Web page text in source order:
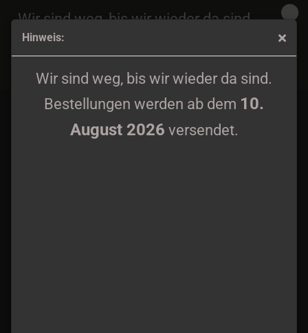
Hinweis:
Wir sind weg, bis wir wieder da sind.
Bestellungen werden ab dem 10.
August 2026 versendet.
Wir sind weg, bis wir wieder da sind.
Bestellungen werden ab dem
August 2026
versendet.